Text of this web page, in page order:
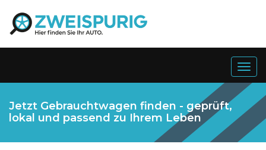
Jetzt Gebrauchtwagen finden - geprüft,
lokal und passend zu Ihrem Leben